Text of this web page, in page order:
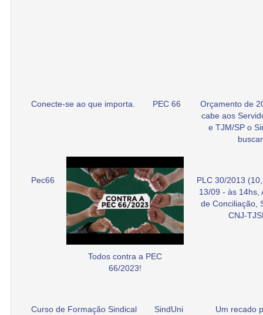
Conecte-se ao que importa. PEC 66
Orçamento de
cabe aos
e TJM/SP o
Pec66
Todos contra a PEC
66/2023!
PLC 30/2013
13/09 - às 14hs,
de Conciliação,
CNJ-
Curso de Formação Sindical
SindUni
Um recado